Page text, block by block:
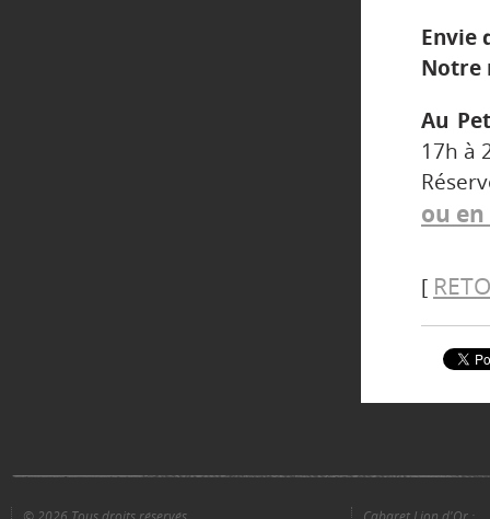
Envie
Notre
Au
17h à
ou
[